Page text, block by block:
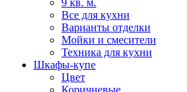
9 кв. м.
Все для кухни
Варианты отделки
Мойки и смесители
Техника для кухни
Шкафы-купе
Цвет
Коричневые